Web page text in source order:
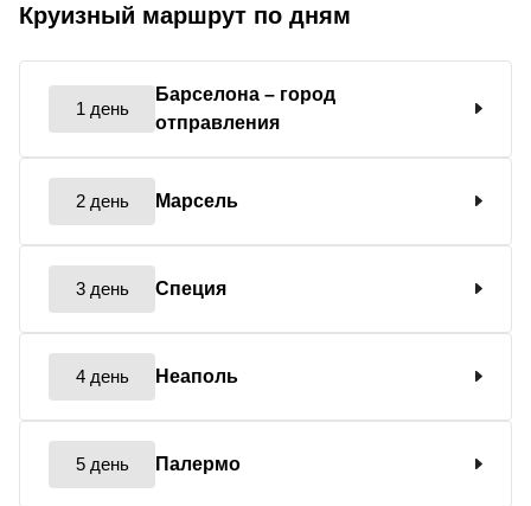
Круизный маршрут по дням
1 день
Барселона – город
отправления
2 день Марсель
3 день Специя
4 день Неаполь
5 день Палермо